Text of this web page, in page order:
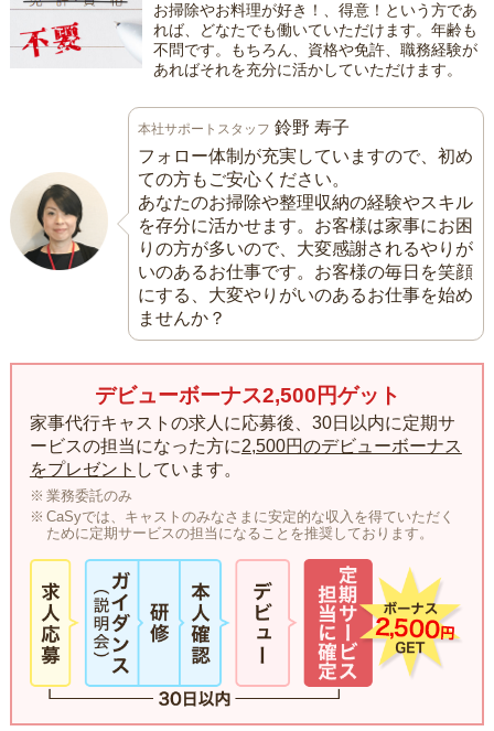
お掃除やお料理が好き！、得意！という方であ
れば、どなたでも働いていただけます。年齢も
不問です。もちろん、資格や免許、職務経験が
あればそれを充分に活かしていただけます。
本社サポートスタッフ 鈴野 寿子
フォロー体制が充実していますので、初め
ての方もご安心ください。
あなたのお掃除や整理収納の経験やスキル
を存分に活かせます。お客様は家事にお困
りの方が多いので、大変感謝されるやりが
いのあるお仕事です。お客様の毎日を笑顔
にする、大変やりがいのあるお仕事を始め
ませんか？
デビューボーナス2,500円ゲット
家事代行キャストの求人に応募後、30日以内に定期サ
ービスの担当になった方に2,500円のデビューボーナス
をプレゼント しています。
業務委託のみ
CaSyでは、キャストのみなさまに安定的な収入を得ていただく
ために定期サービスの担当になることを推奨しております。